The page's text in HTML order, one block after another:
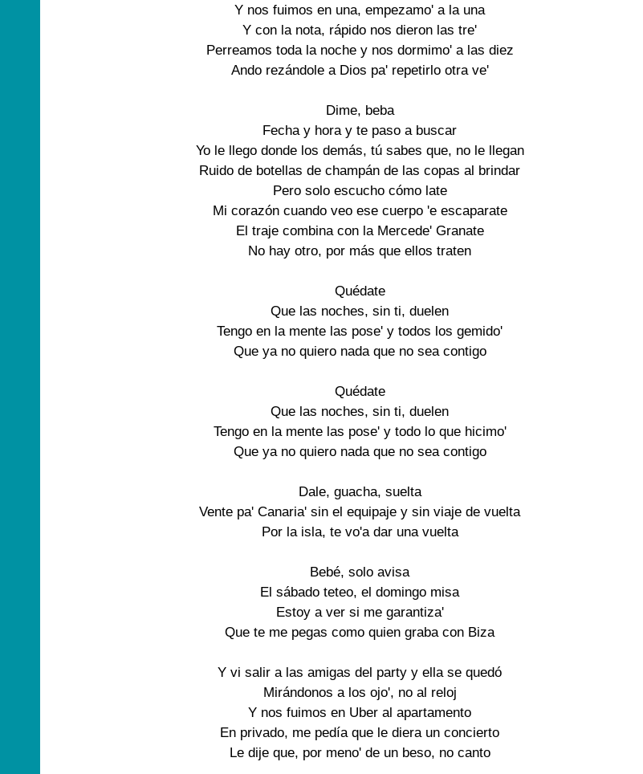
Y nos fuimos en una, empezamo' a la una
Y con la nota, rápido nos dieron las tre'
Perreamos toda la noche y nos dormimo' a las diez
Ando rezándole a Dios pa' repetirlo otra ve'
Dime, beba
Fecha y hora y te paso a buscar
Yo le llego donde los demás, tú sabes que, no le llegan
Ruido de botellas de champán de las copas al brindar
Pero solo escucho cómo late
Mi corazón cuando veo ese cuerpo 'e escaparate
El traje combina con la Mercede' Granate
No hay otro, por más que ellos traten
Quédate
Que las noches, sin ti, duelen
Tengo en la mente las pose' y todos los gemido'
Que ya no quiero nada que no sea contigo
Quédate
Que las noches, sin ti, duelen
Tengo en la mente las pose' y todo lo que hicimo'
Que ya no quiero nada que no sea contigo
Dale, guacha, suelta
Vente pa' Canaria' sin el equipaje y sin viaje de vuelta
Por la isla, te vo'a dar una vuelta
Bebé, solo avisa
El sábado teteo, el domingo misa
Estoy a ver si me garantiza'
Que te me pegas como quien graba con Biza
Y vi salir a las amigas del party y ella se quedó
Mirándonos a los ojo', no al reloj
Y nos fuimos en Uber al apartamento
En privado, me pedía que le diera un concierto
Le dije que, por meno' de un beso, no canto